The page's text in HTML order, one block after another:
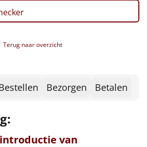
Terug naar overzicht
Bezorgen Betalen
van